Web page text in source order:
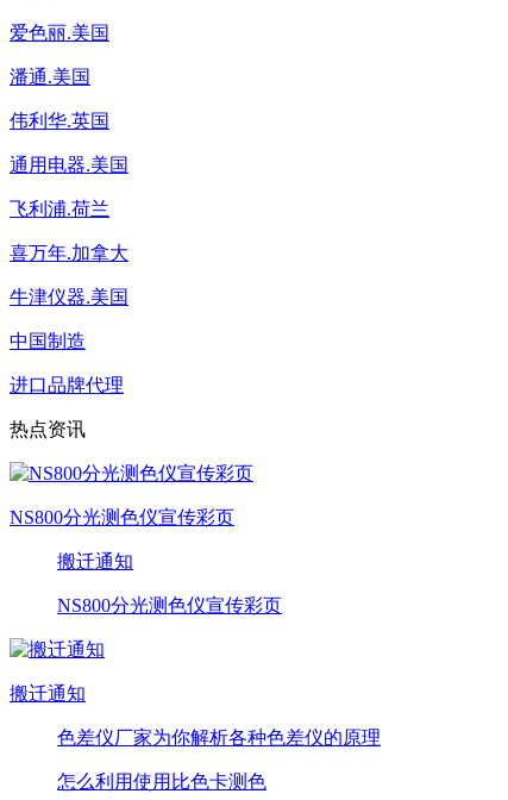
爱色丽.美国
潘通.美国
伟利华.英国
通用电器.美国
飞利浦.荷兰
喜万年.加拿大
牛津仪器.美国
中国制造
进口品牌代理
热点资讯
NS800分光测色仪宣传彩页
搬迁通知
NS800分光测色仪宣传彩页
搬迁通知
色差仪厂家为你解析各种色差仪的原理
怎么利用使用比色卡测色